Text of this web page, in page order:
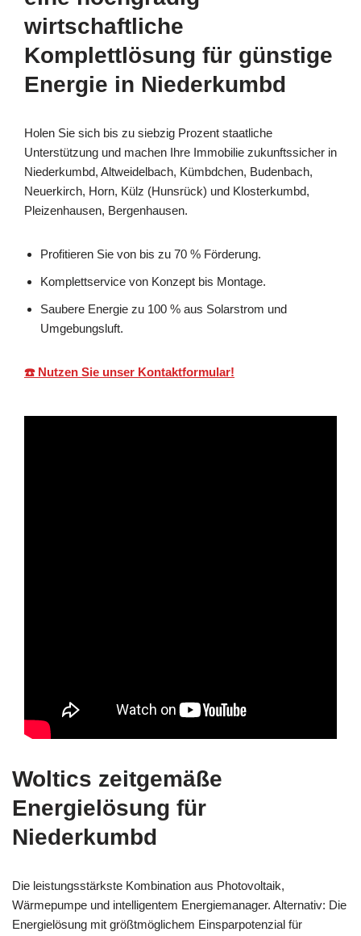
wirtschaftliche
Komplettlösung für günstige
Energie in Niederkumbd
Holen Sie sich bis zu siebzig Prozent staatliche
Unterstützung und machen Ihre Immobilie zukunftssicher in
Niederkumbd, Altweidelbach, Kümbdchen, Budenbach,
Neuerkirch, Horn, Külz (Hunsrück) und Klosterkumbd,
Pleizenhausen, Bergenhausen.
Profitieren Sie von bis zu 70 % Förderung.
Komplettservice von Konzept bis Montage.
Saubere Energie zu 100 % aus Solarstrom und
Umgebungsluft.
☎️ Nutzen Sie unser Kontaktformular!
Woltics zeitgemäße
Energielösung für
Niederkumbd
Die leistungsstärkste Kombination aus Photovoltaik,
Wärmepumpe und intelligentem Energiemanager. Alternativ: Die
Energielösung mit größtmöglichem Einsparpotenzial für